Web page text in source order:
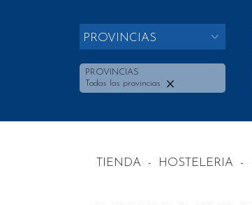
PROVINCIAS
PROVINCIAS
Todas las provincias
TIENDA - HOSTELERIA -